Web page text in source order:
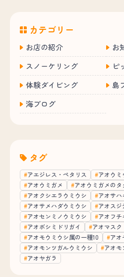
カテゴリー
お店の紹介
お
スノーケリング
ピ
体験ダイビング
島
海ブログ
タグ
アエジレス・ペタリス
アオウミ
アオウミガメ
アオウミガメのタ
アオクシエラウミウシ
アオサハ
アオサメハダウミウシ
アオスジ
アオセンミノウミウシ
アオフチ
アオボシミドリガイ
アオマスク
アオモウミウシ属の一種10
アオ
アオモンツガルウミウシ
アオモ
アオヤガラ